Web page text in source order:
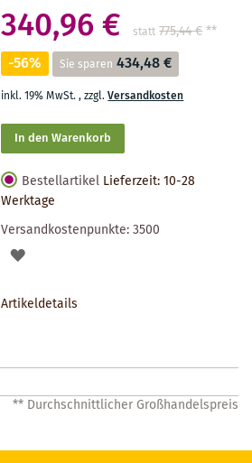
340,96 € statt 775,44 €**
-56% Sie sparen 434,48 €
inkl. 19% MwSt.,zzgl.Versandkosten
In den Warenkorb
Bestellartikel Lieferzeit: 10-28
Werktage
Versandkostenpunkte:3500
AUF
Artikeldetails
** Durchschnittlicher Großhandelspreis